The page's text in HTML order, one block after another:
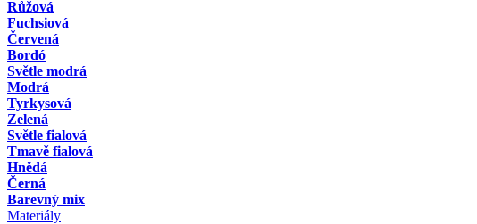
Růžová
Fuchsiová
Červená
Bordó
Světle modrá
Modrá
Tyrkysová
Zelená
Světle fialová
Tmavě fialová
Hnědá
Černá
Barevný mix
Materiály